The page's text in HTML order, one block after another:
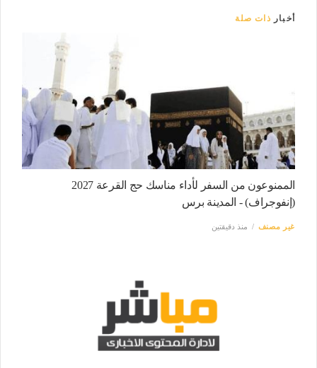
أخبار ذات صلة
الممنوعون من السفر لأداء مناسك حج القرعة 2027
(إنفوجراف) - المدينة برس
غير مصنف منذ دقيقتين